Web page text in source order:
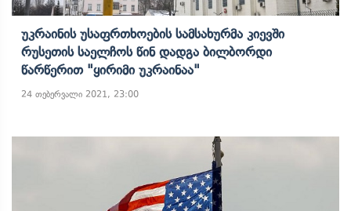
Უკრაინის Უსაფრთხოების Სამსახურმა Კიევში
Რუსეთის Საელჩოს Წინ Დადგა Ბილბორდი
Წარწერით "ყირიმი Უკრაინაა"
24 თებერვალი 2021, 23:00